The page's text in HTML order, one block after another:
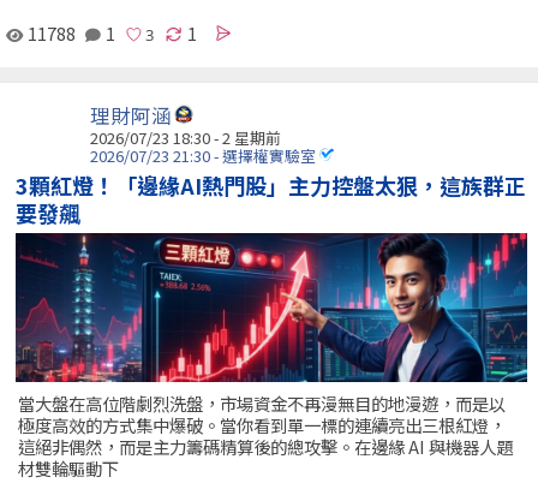
11788 1 1
理財阿涵
2026/07/23 18:30 - 2 星期前
2026/07/23 21:30 - 選擇權實驗室
3顆紅燈！「邊緣AI熱門股」主力控盤太狠，這族群正
要發飆
當大盤在高位階劇烈洗盤，市場資金不再漫無目的地漫遊，而是以
極度高效的方式集中爆破。當你看到單一標的連續亮出三根紅燈，
這絕非偶然，而是主力籌碼精算後的總攻擊。在邊緣 AI 與機器人題
材雙輪驅動下